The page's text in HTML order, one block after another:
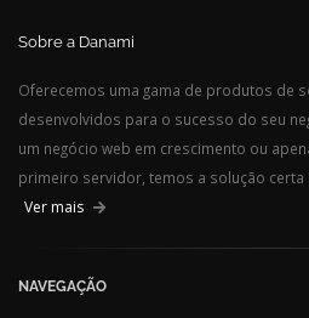
Sobre a Danami
Oferecemos uma gama de produtos de
desenvolvidos para o sucesso do seu
um negócio web em crescimento ou
primeiro servidor, temos a solução certa
Ver mais
NAVEGAÇÃO